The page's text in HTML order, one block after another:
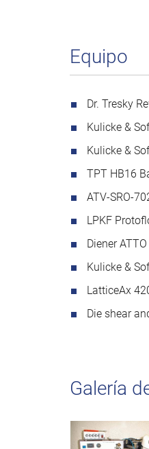
Equipo
Dr. Tresky
Kulicke &
Kulicke &
TPT HB16
ATV-SRO-
LPKF
Diener
Kulicke &
LatticeAx
Die shear
Galería